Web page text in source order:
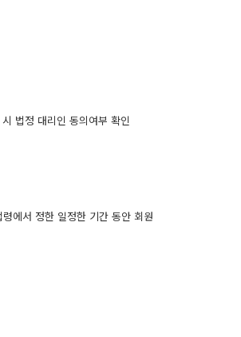
법정 대리인 동의여부 확인
에서 정한 일정한 기간 동안 회원